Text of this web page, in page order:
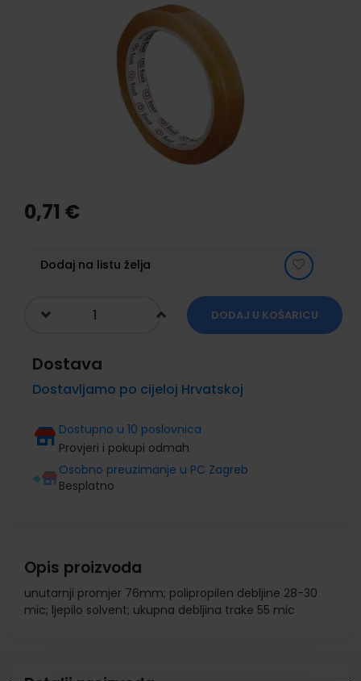
the
beginning
gallery
0,71 €
Dodaj na listu želja
DODAJ U KOŠARICU
Dostava
Dostavljamo po cijeloj Hrvatskoj
Dostupno u 10 poslovnica
Provjeri i pokupi odmah
Osobno preuzimanje u PC Zagreb
Besplatno
Opis proizvoda
unutarnji promjer 76mm; polipropilen debljine 28-30
mic; ljepilo solvent; ukupna debljina trake 55 mic